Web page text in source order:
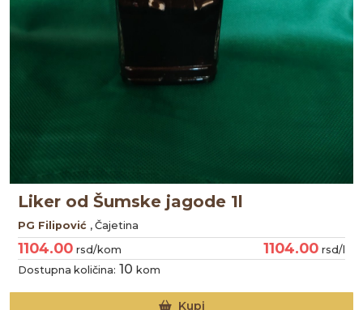
Liker od Šumske jagode 1l
PG Filipović , Čajetina
1104.00 rsd/kom 1104.00 rsd/l
Dostupna količina: 10 kom
Kupi